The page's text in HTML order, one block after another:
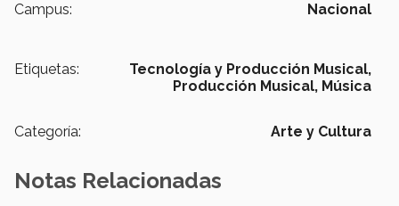
Campus: Nacional
Etiquetas:
Tecnología y Producción Musical,
Producción Musical, Música
Categoría: Arte y Cultura
Notas Relacionadas